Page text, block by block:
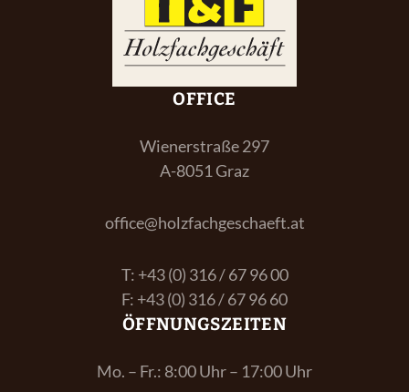
OFFICE
Wienerstraße 297
A-8051 Graz
office@holzfachgeschaeft.at
T: +43 (0) 316 / 67 96 00
F: +43 (0) 316 / 67 96 60
ÖFFNUNGSZEITEN
Mo. – Fr.: 8:00 Uhr – 17:00 Uhr